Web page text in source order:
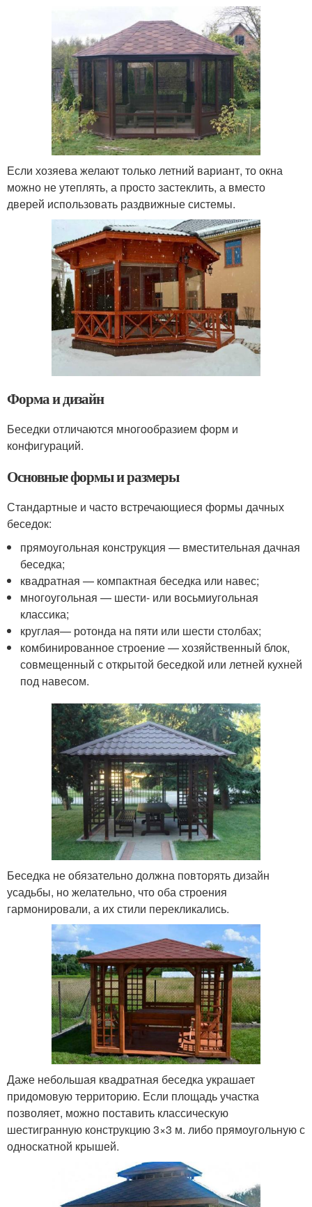
Если хозяева желают только летний вариант, то окна
можно не утеплять, а просто застеклить, а вместо
дверей использовать раздвижные системы.
Форма и дизайн
Беседки отличаются многообразием форм и
конфигураций.
Основные формы и размеры
Стандартные и часто встречающиеся формы дачных
беседок:
прямоугольная конструкция — вместительная дачная
беседка;
квадратная — компактная беседка или навес;
многоугольная — шести- или восьмиугольная
классика;
круглая— ротонда на пяти или шести столбах;
комбинированное строение — хозяйственный блок,
совмещенный с открытой беседкой или летней кухней
под навесом.
Беседка не обязательно должна повторять дизайн
усадьбы, но желательно, что оба строения
гармонировали, а их стили перекликались.
Даже небольшая квадратная беседка украшает
придомовую территорию. Если площадь участка
позволяет, можно поставить классическую
шестигранную конструкцию 3×3 м. либо прямоугольную с
односкатной крышей.